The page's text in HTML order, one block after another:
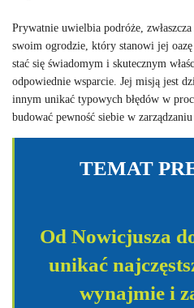
Prywatnie uwielbia podróże,
swoim ogrodzie, który stanowi jej
stać się świadomym i skutecznym
odpowiednie wsparcie. Jej misją jest
innym unikać typowych błędów w
budować pewność siebie w
TEMAT
Od Nowicjusza
unikać
wynajmie i